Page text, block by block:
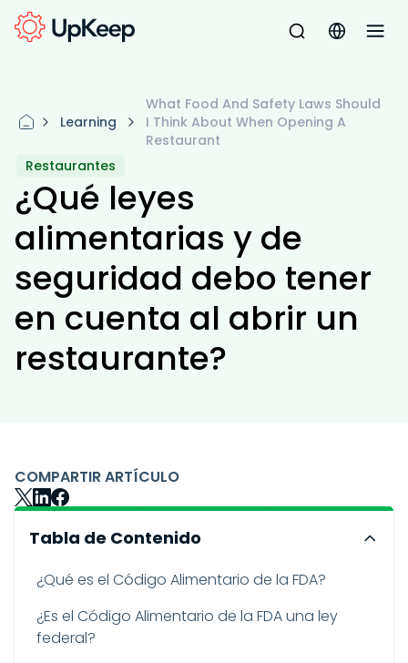
Learning
What Food And Safety Laws Should
I Think About When Opening A
Restaurant
Restaurantes
¿Qué leyes
alimentarias y de
seguridad debo tener
en cuenta al abrir un
restaurante?
COMPARTIR ARTÍCULO
Tabla de Contenido
¿Qué es el Código Alimentario de la FDA?
¿Es el Código Alimentario de la FDA una ley
federal?